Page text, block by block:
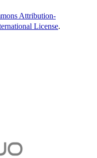
Attribution-
License.